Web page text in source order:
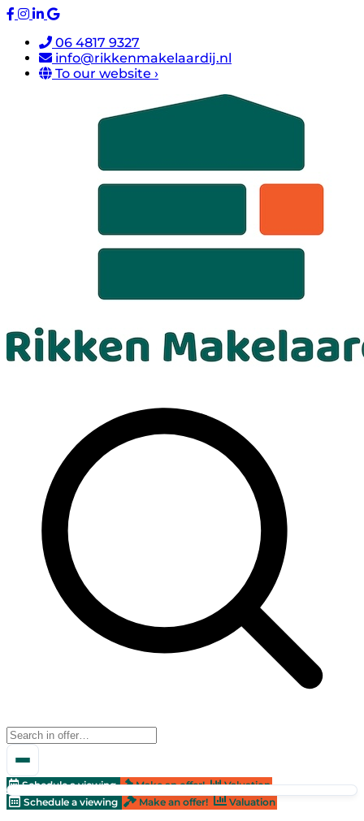
06 4817 9327
info@rikkenmakelaardij.nl
To our website ›
Schedule a viewing Make an offer!
Valuation
Schedule a viewing
Make an offer! Valuation